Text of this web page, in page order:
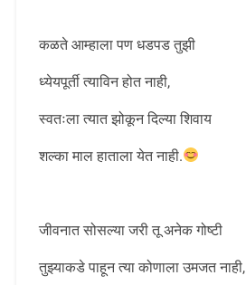
कळते आम्हाला पण धडपड तुझी
ध्येयपूर्ती त्याविन होत नाही,
स्वतःला त्यात झोकून दिल्या शिवाय
शल्का माल हाताला येत नाही.
जीवनात सोसल्या जरी तू अनेक गोष्टी
तुझ्याकडे पाहून त्या कोणाला उमजत नाही,